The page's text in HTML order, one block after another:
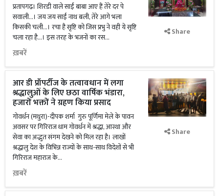
प्रतापगढ़। शिरडी वाले साईं बाबा आए हैं तेरे दर पे
सवाली...। जय जय साईं नाथ बली, तेरे आगे भला
किसकी चली...। रचा है सृष्टि को जिस प्रभु ने वही ये सृष्टि
चला रहा है...। इस तरह के भजनों का रस...
ख़बरें
Share
आर डी प्रॉपर्टीज के तत्वावधान में लगा
श्रद्धालुओं के लिए छठा वार्षिक भंडारा,
हजारों भक्तों ने ग्रहण किया प्रसाद
गोवर्धन (मथुरा)-दीपक शर्मा गुरु पूर्णिमा मेले के पावन
अवसर पर गिरिराज धाम गोवर्धन में श्रद्धा, आस्था और
सेवा का अद्भुत संगम देखने को मिल रहा है। लाखों
श्रद्धालु देश के विभिन्न राज्यों के साथ-साथ विदेशों से भी
गिरिराज महाराज के...
ख़बरें
Share